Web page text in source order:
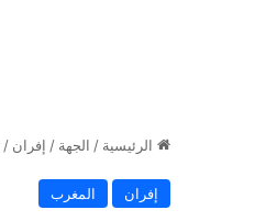
الرئيسية / الجهة / إفران /
إفران المغرب